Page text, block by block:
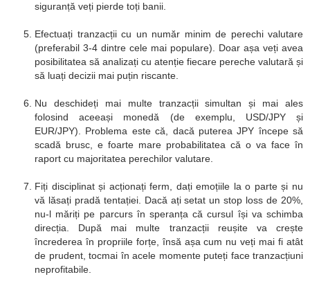
siguranță veți pierde toți banii.
Efectuați tranzacții cu un număr minim de perechi valutare
(preferabil 3-4 dintre cele mai populare). Doar așa veți avea
posibilitatea să analizați cu atenție fiecare pereche valutară și
să luați decizii mai puțin riscante.
Nu deschideți mai multe tranzacții simultan și mai ales
folosind aceeași monedă (de exemplu, USD/JPY și
EUR/JPY). Problema este că, dacă puterea JPY începe să
scadă brusc, e foarte mare probabilitatea că o va face în
raport cu majoritatea perechilor valutare.
Fiți disciplinat și acționați ferm, dați emoțiile la o parte și nu
vă lăsați pradă tentației. Dacă ați setat un stop loss de 20%,
nu-l măriți pe parcurs în speranța că cursul își va schimba
direcția. După mai multe tranzacții reușite va crește
încrederea în propriile forțe, însă așa cum nu veți mai fi atât
de prudent, tocmai în acele momente puteți face tranzacțiuni
neprofitabile.